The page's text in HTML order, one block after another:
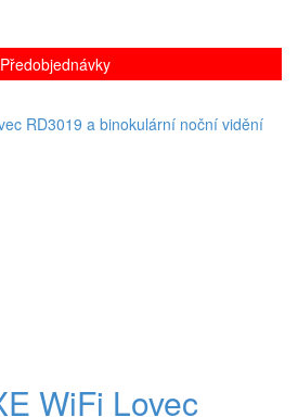
Předobjednávky
WiFi Lovec